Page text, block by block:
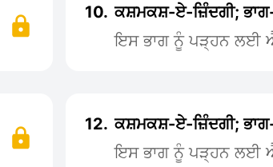
10. ਕਸ਼ਮਕਸ਼-ਏ-ਜ਼ਿੰਦਗੀ;
ਇਸ ਭਾਗ ਨੂੰ ਪੜ੍ਹਨ ਲਈ
12. ਕਸ਼ਮਕਸ਼-ਏ-ਜ਼ਿੰਦਗੀ;
ਇਸ ਭਾਗ ਨੂੰ ਪੜ੍ਹਨ ਲਈ